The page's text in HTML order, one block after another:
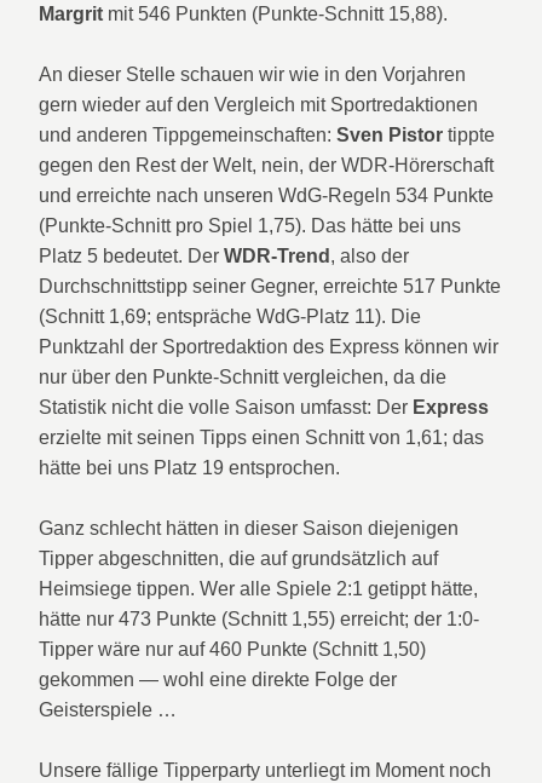
Margrit mit 546 Punkten (Punkte-Schnitt 15,88).
An dieser Stelle schauen wir wie in den Vorjahren
gern wieder auf den Vergleich mit Sportredaktionen
und anderen Tippgemeinschaften:Sven Pistor tippte
gegen den Rest der Welt, nein, der WDR-Hörerschaft
und erreichte nach unseren WdG-Regeln 534 Punkte
(Punkte-Schnitt pro Spiel 1,75). Das hätte bei uns
Platz 5 bedeutet. DerWDR-Trend , also der
Durchschnittstipp seiner Gegner, erreichte 517 Punkte
(Schnitt 1,69; entspräche WdG-Platz 11). Die
Punktzahl der Sportredaktion des Express können wir
nur über den Punkte-Schnitt vergleichen, da die
Statistik nicht die volle Saison umfasst: Der Express
erzielte mit seinen Tipps einen Schnitt von 1,61; das
hätte bei uns Platz 19 entsprochen.
Ganz schlecht hätten in dieser Saison diejenigen
Tipper abgeschnitten, die auf grundsätzlich auf
Heimsiege tippen. Wer alle Spiele 2:1 getippt hätte,
hätte nur 473 Punkte (Schnitt 1,55) erreicht; der 1:0-
Tipper wäre nur auf 460 Punkte (Schnitt 1,50)
gekommen — wohl eine direkte Folge der
Geisterspiele …
Unsere fällige Tipperparty unterliegt im Moment noch